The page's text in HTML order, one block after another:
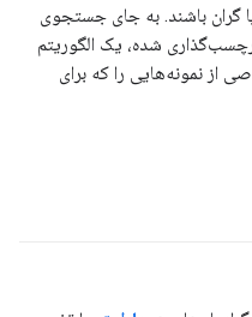
باشند. به جای جستجوی
شده، یک الگوریتم
نمونه‌هایی را که برای